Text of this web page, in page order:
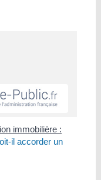
immobilière :
il accorder un